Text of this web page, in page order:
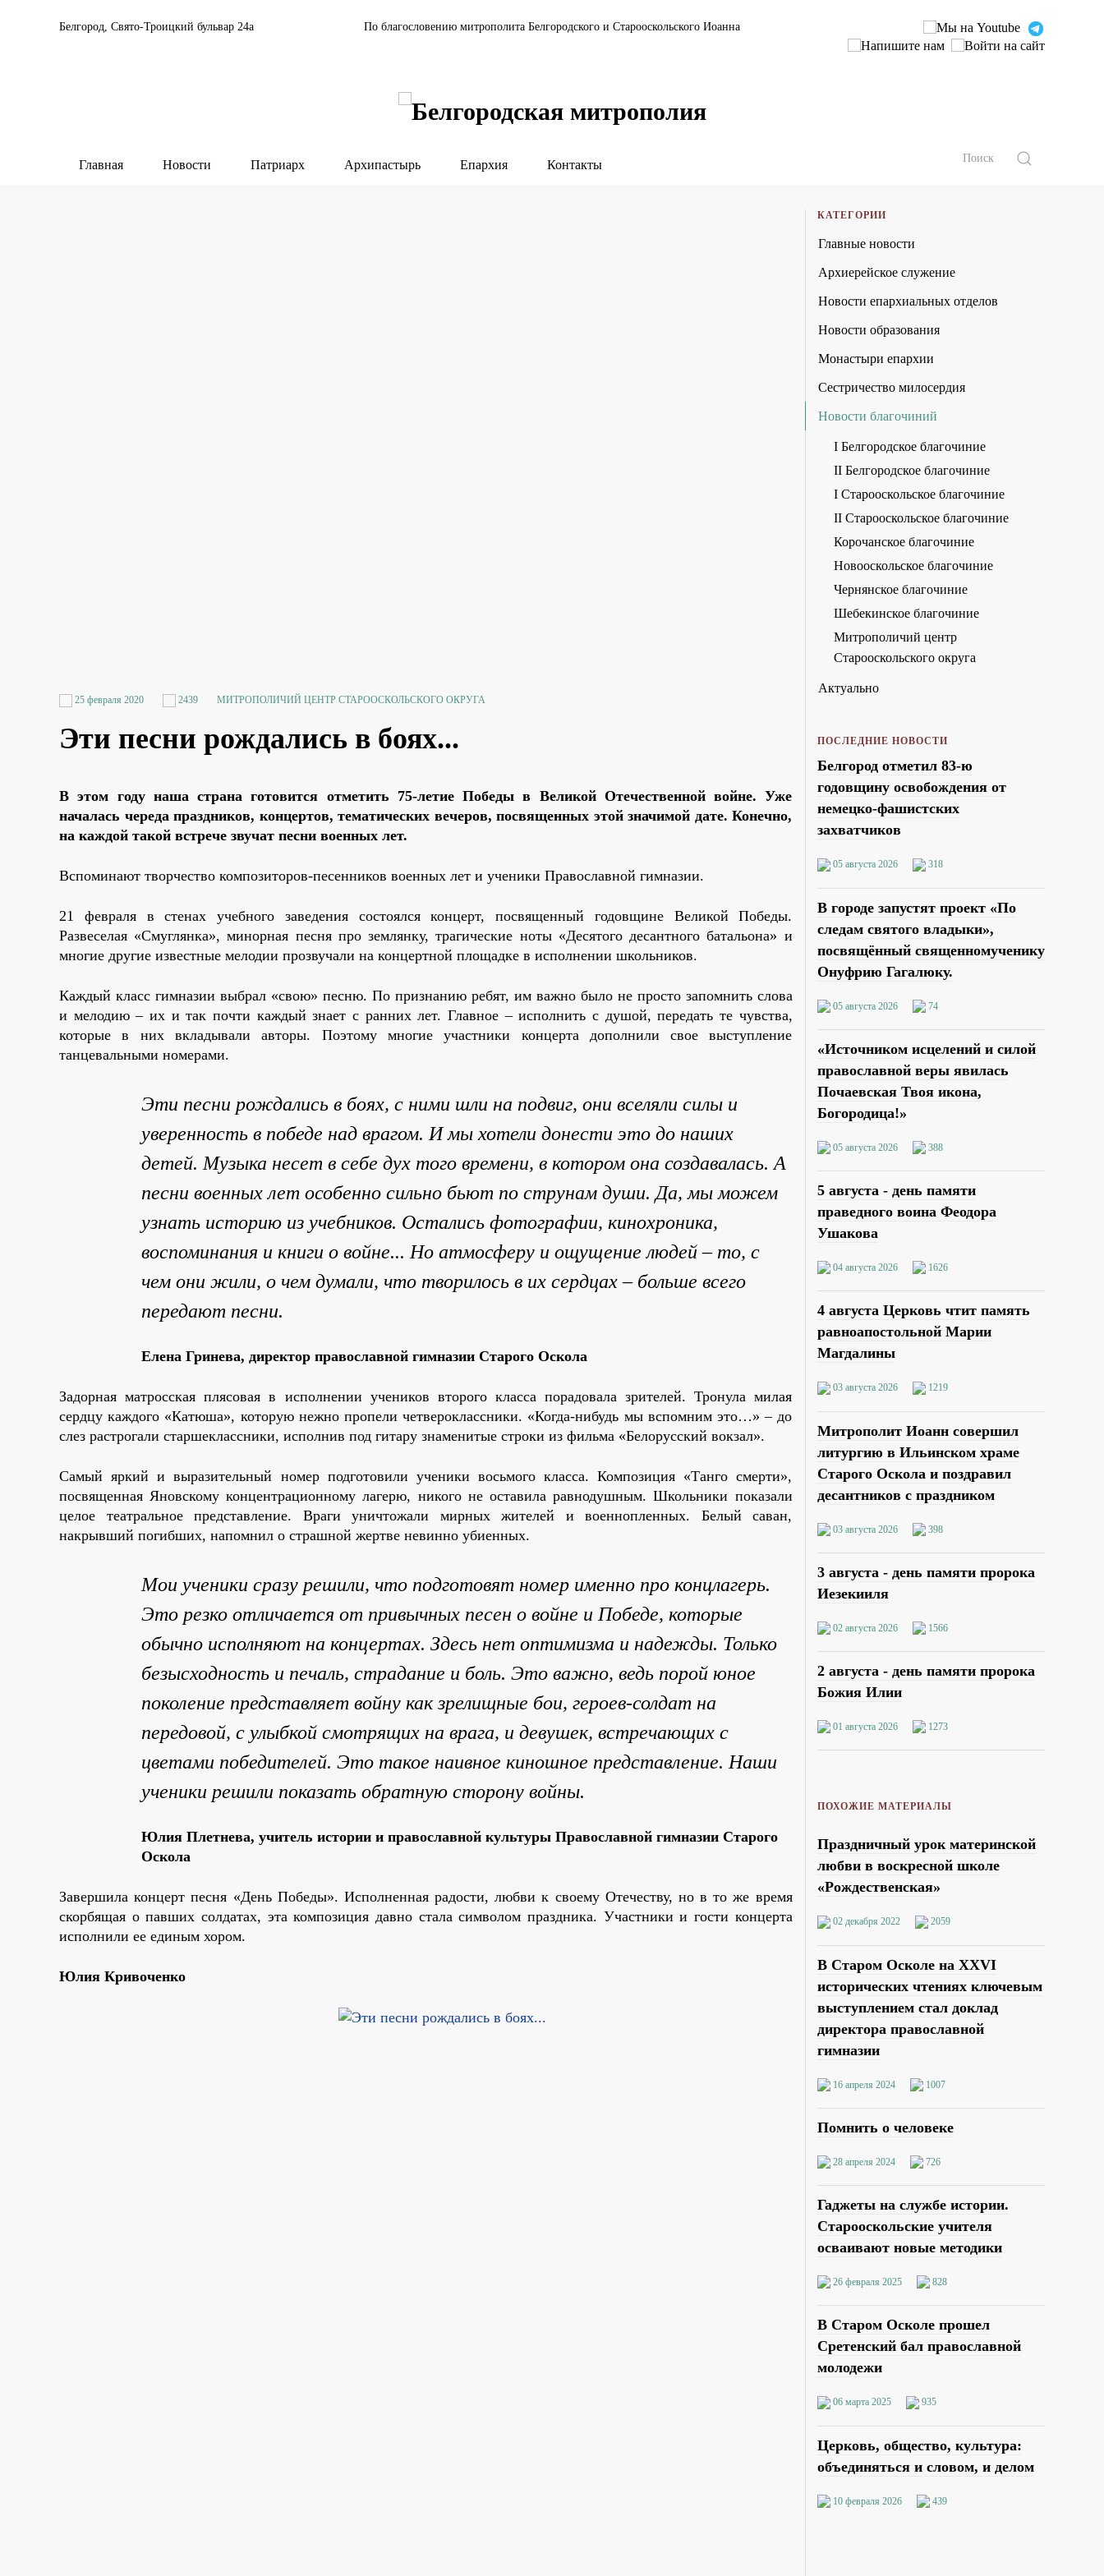
Белгород, Свято-Троицкий бульвар 24а По благословению митрополита Белгородского и Старооскольского Иоанна
Главная Новости Патриарх Архипастырь Епархия Контакты
25 февраля 2020 2439 МИТРОПОЛИЧИЙ ЦЕНТР СТАРООСКОЛЬСКОГО ОКРУГА
Эти песни рождались в боях...
В этом году наша страна готовится отметить 75-летие Победы в Великой Отечественной войне. Уже
началась череда праздников, концертов, тематических вечеров, посвященных этой значимой дате. Конечно,
на каждой такой встрече звучат песни военных лет.
Вспоминают творчество композиторов-песенников военных лет и ученики Православной гимназии.
21 февраля в стенах учебного заведения состоялся концерт, посвященный годовщине Великой Победы.
Развеселая «Смуглянка», минорная песня про землянку, трагические ноты «Десятого десантного батальона» и
многие другие известные мелодии прозвучали на концертной площадке в исполнении школьников.
Каждый класс гимназии выбрал «свою» песню. По признанию ребят, им важно было не просто запомнить слова
и мелодию – их и так почти каждый знает с ранних лет. Главное – исполнить с душой, передать те чувства,
которые в них вкладывали авторы. Поэтому многие участники концерта дополнили свое выступление
танцевальными номерами.
Эти песни рождались в боях, с ними шли на подвиг, они вселяли силы и
уверенность в победе над врагом. И мы хотели донести это до наших
детей. Музыка несет в себе дух того времени, в котором она создавалась. А
песни военных лет особенно сильно бьют по струнам души. Да, мы можем
узнать историю из учебников. Остались фотографии, кинохроника,
воспоминания и книги о войне... Но атмосферу и ощущение людей – то, с
чем они жили, о чем думали, что творилось в их сердцах – больше всего
передают песни.
Елена Гринева, директор православной гимназии Старого Оскола
Задорная матросская плясовая в исполнении учеников второго класса порадовала зрителей. Тронула милая
сердцу каждого «Катюша», которую нежно пропели четвероклассники. «Когда-нибудь мы вспомним это…» – до
слез растрогали старшеклассники, исполнив под гитару знаменитые строки из фильма «Белорусский вокзал».
Самый яркий и выразительный номер подготовили ученики восьмого класса. Композиция «Танго смерти»,
посвященная Яновскому концентрационному лагерю, никого не оставила равнодушным. Школьники показали
целое театральное представление. Враги уничтожали мирных жителей и военнопленных. Белый саван,
накрывший погибших, напомнил о страшной жертве невинно убиенных.
Мои ученики сразу решили, что подготовят номер именно про концлагерь.
Это резко отличается от привычных песен о войне и Победе, которые
обычно исполняют на концертах. Здесь нет оптимизма и надежды. Только
безысходность и печаль, страдание и боль. Это важно, ведь порой юное
поколение представляет войну как зрелищные бои, героев-солдат на
передовой, с улыбкой смотрящих на врага, и девушек, встречающих с
цветами победителей. Это такое наивное киношное представление. Наши
ученики решили показать обратную сторону войны.
Юлия Плетнева, учитель истории и православной культуры Православной гимназии Старого
Оскола
Завершила концерт песня «День Победы». Исполненная радости, любви к своему Отечеству, но в то же время
скорбящая о павших солдатах, эта композиция давно стала символом праздника. Участники и гости концерта
исполнили ее единым хором.
Юлия Кривоченко
КАТЕГОРИИ
Главные новости
Архиерейское служение
Новости епархиальных отделов
Новости образования
Монастыри епархии
Сестричество милосердия
Новости благочиний
I Белгородское благочиние
II Белгородское благочиние
I Старооскольское благочиние
II Старооскольское благочиние
Корочанское благочиние
Новооскольское благочиние
Чернянское благочиние
Шебекинское благочиние
Митрополичий центр
Старооскольского округа
Актуально
ПОСЛЕДНИЕ НОВОСТИ
Белгород отметил 83-ю
годовщину освобождения от
немецко-фашистских
захватчиков
05 августа 2026 318
В городе запустят проект «По
следам святого владыки»,
посвящённый священномученику
Онуфрию Гагалюку.
05 августа 2026 74
«Источником исцелений и силой
православной веры явилась
Почаевская Твоя икона,
Богородица!»
05 августа 2026 388
5 августа - день памяти
праведного воина Феодора
Ушакова
04 августа 2026 1626
4 августа Церковь чтит память
равноапостольной Марии
Магдалины
03 августа 2026 1219
Митрополит Иоанн совершил
литургию в Ильинском храме
Старого Оскола и поздравил
десантников с праздником
03 августа 2026 398
3 августа - день памяти пророка
Иезекииля
02 августа 2026 1566
2 августа - день памяти пророка
Божия Илии
01 августа 2026 1273
ПОХОЖИЕ МАТЕРИАЛЫ
Праздничный урок материнской
любви в воскресной школе
«Рождественская»
02 декабря 2022 2059
В Старом Осколе на XXVI
исторических чтениях ключевым
выступлением стал доклад
директора православной
гимназии
16 апреля 2024 1007
Помнить о человеке
28 апреля 2024 726
Гаджеты на службе истории.
Старооскольские учителя
осваивают новые методики
26 февраля 2025 828
В Старом Осколе прошел
Сретенский бал православной
молодежи
06 марта 2025 935
Церковь, общество, культура:
объединяться и словом, и делом
10 февраля 2026 439